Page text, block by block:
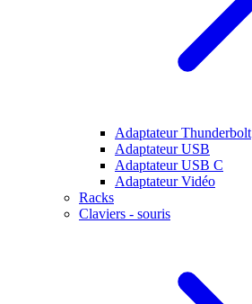
Adaptateur Thunderbolt
Adaptateur USB
Adaptateur USB C
Adaptateur Vidéo
Racks
Claviers - souris